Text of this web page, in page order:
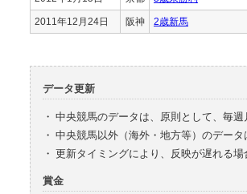
2011年12月24日 阪神 2歳新馬
データ更新
・ 中央競馬のデータは、原則として、毎週
・ 中央競馬以外（海外・地方等）のデー
・ 更新タイミングにより、反映が遅れる場
賞金